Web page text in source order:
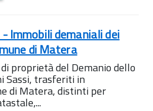
Immobili demaniali dei
di Matera
proprietà del Demanio dello
Sassi, trasferiti in
di Matera, distinti per